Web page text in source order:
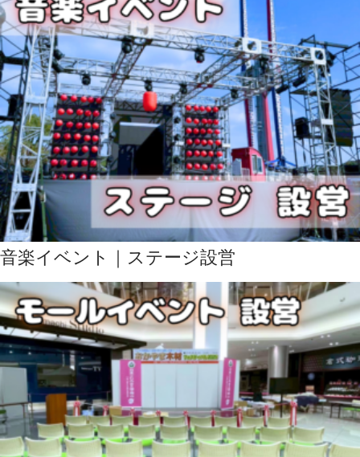
音楽イベント｜ステージ設営